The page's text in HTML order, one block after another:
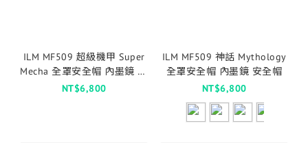
ILM MF509 超級機甲 Super
Mecha 全罩安全帽 內墨鏡 安
全帽
NT$6,800
ILM MF509 神話 Mythology
全罩安全帽 內墨鏡 安全帽
NT$6,800